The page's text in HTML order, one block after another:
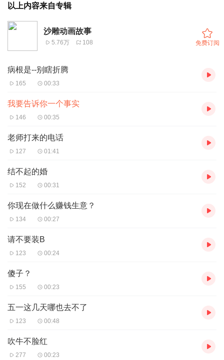
以上内容来自专辑
沙雕动画故事
5.76万 108 免费订阅
病根是--别瞎折腾
165 00:33
我要告诉你一个事实
146 00:35
老师打来的电话
127 01:41
结不起的婚
152 00:31
你现在做什么赚钱生意？
134 00:27
请不要装B
123 00:24
傻子？
155 00:23
五一这几天哪也去不了
123 00:48
吹牛不脸红
277 00:23